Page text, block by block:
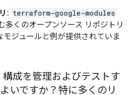
: terraform-google-modules
多くのオープンソース リポジトリ
モジュールと例が提供されていま
成を管理およびテストす
いですか？特に多くのリ